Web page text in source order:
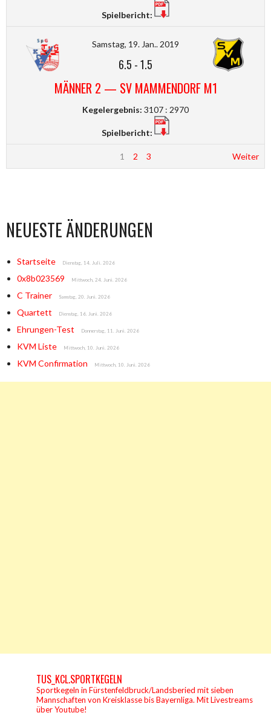
Spielbericht:
Samstag, 19. Jan.. 2019
6.5 -1.5
MÄNNER 2 — SV MAMMENDORF M1
Kegelergebnis: 3107 : 2970
Spielbericht:
1 2 3 Weiter
NEUESTE ÄNDERUNGEN
Startseite Dienstag, 14. Juli. 2026
0x8b023569 Mittwoch, 24. Juni. 2026
C Trainer Samstag, 20. Juni. 2026
Quartett Dienstag, 16. Juni. 2026
Ehrungen-Test Donnerstag, 11. Juni. 2026
KVM Liste Mittwoch, 10. Juni. 2026
KVM Confirmation Mittwoch, 10. Juni. 2026
TUS_KCL.SPORTKEGELN
Sportkegeln in Fürstenfeldbruck/Landsberied mit sieben
Mannschaften von Kreisklasse bis Bayernliga. Mit Livestreams
über Youtube!